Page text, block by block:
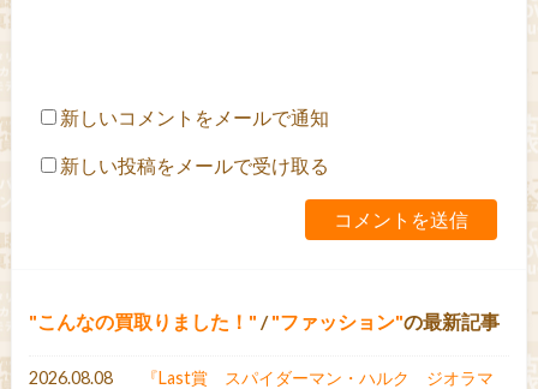
新しいコメントをメールで通知
新しい投稿をメールで受け取る
こんなの買取りました！ / ファッション の最新記事
2026.08.08
『Last賞 スパイダーマン・ハルク ジオラマ